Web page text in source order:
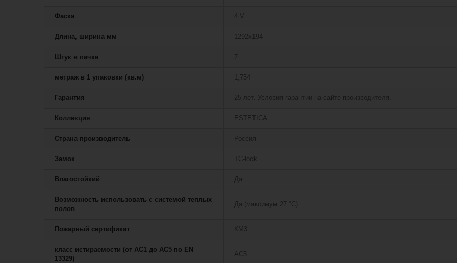
Фаска 4 V
Длина, ширина мм 1292х194
Штук в пачке 7
метраж в 1 упаковки (кв.м) 1,754
Гарантия 25 лет. Условия гарантии на сайте производителя.
Коллекция ESTETICA
Страна производитель Россия
Замок TC-lock
Влагостойкий Да
Возможность использовать с системой теплых
полов
Да (максимум 27 °C)
Пожарный сертификат КМ3
класс истираемости (от АС1 до АС5 по EN
13329)
АС5